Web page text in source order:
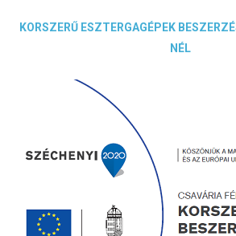
KORSZERŰ ESZTERGAGÉPEK
NÉL